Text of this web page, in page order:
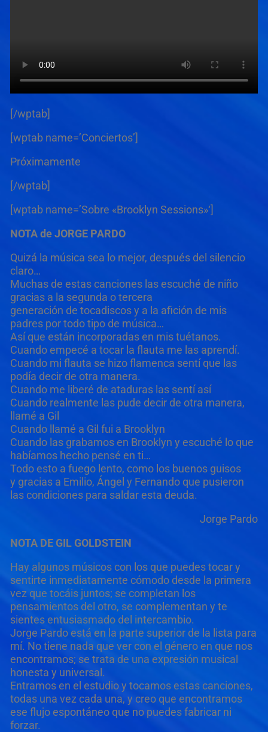
[/wptab]
[wptab name=’Conciertos’]
Próximamente
[/wptab]
[wptab name=’Sobre «Brooklyn Sessions»‘]
NOTA de JORGE PARDO
Quizá la música sea lo mejor, después del silencio
claro…
Muchas de estas canciones las escuché de niño
gracias a la segunda o tercera
generación de tocadiscos y a la afición de mis
padres por todo tipo de música…
Así que están incorporadas en mis tuétanos.
Cuando empecé a tocar la flauta me las aprendí.
Cuando mi flauta se hizo flamenca sentí que las
podía decir de otra manera.
Cuando me liberé de ataduras las sentí así
Cuando realmente las pude decir de otra manera,
llamé a Gil
Cuando llamé a Gil fui a Brooklyn
Cuando las grabamos en Brooklyn y escuché lo que
habíamos hecho pensé en ti…
Todo esto a fuego lento, como los buenos guisos
y gracias a Emilio, Ángel y Fernando que pusieron
las condiciones para saldar esta deuda.
Jorge Pardo
NOTA DE GIL GOLDSTEIN
Hay algunos músicos con los que puedes tocar y
sentirte inmediatamente cómodo desde la primera
vez que tocáis juntos; se completan los
pensamientos del otro, se complementan y te
sientes entusiasmado del intercambio.
Jorge Pardo está en la parte superior de la lista para
mí. No tiene nada que ver con el género en que nos
encontramos; se trata de una expresión musical
honesta y universal.
Entramos en el estudio y tocamos estas canciones,
todas una vez cada una, y creo que encontramos
ese flujo espontáneo que no puedes fabricar ni
forzar.